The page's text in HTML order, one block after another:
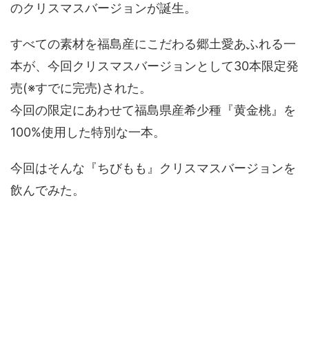
のクリスマスバージョンが誕生。
すべての素材を福島産にこだわる郷土愛あふれる一
本が、今回クリスマスバージョンとして30本限定発
売(※すでに完売)された。
今回の限定にあわせて福島県産希少種『黄金桃』を
100%使用した特別な一本。
今回はそんな『ちびもも』クリスマスバージョンを
飲んでみた。